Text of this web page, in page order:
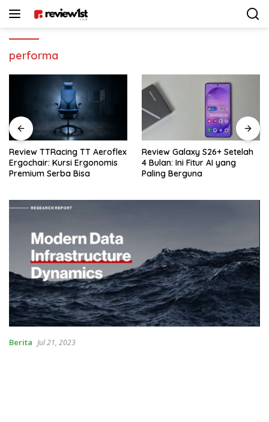
performa
Review Galaxy S26+ Setelah
4 Bulan: Ini Fitur AI yang
Paling Berguna
Review Sennheiser MKE 400:
Rekomendasi Mic Vlogger
Terbaik Buat Kamera & HP
Berita Jul 21, 2023